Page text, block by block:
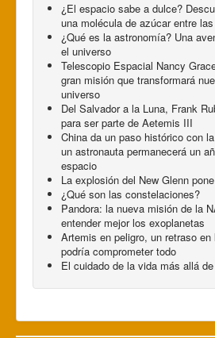
¿El espacio sabe a dulce?
una molécula de azúcar entre
¿Qué es la astronomía? Una
el universo
Telescopio Espacial Nancy
gran misión que transformará
universo
Del Salvador a la Luna, Frank
para ser parte de Aetemis III
China da un paso histórico con
un astronauta permanecerá un
espacio
La explosión del New Glenn
¿Qué son las constelaciones?
Pandora: la nueva misión de la
entender mejor los exoplanetas
Artemis en peligro, un retraso
podría comprometer todo
El cuidado de la vida más allá